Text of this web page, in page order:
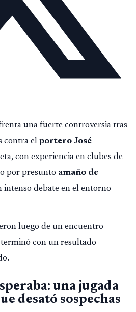
una fuerte controversia tras
contra el portero José
con experiencia en clubes de
por presunto amaño de
intenso debate en el entorno
luego de un encuentro
con un resultado
una jugada
desató sospechas